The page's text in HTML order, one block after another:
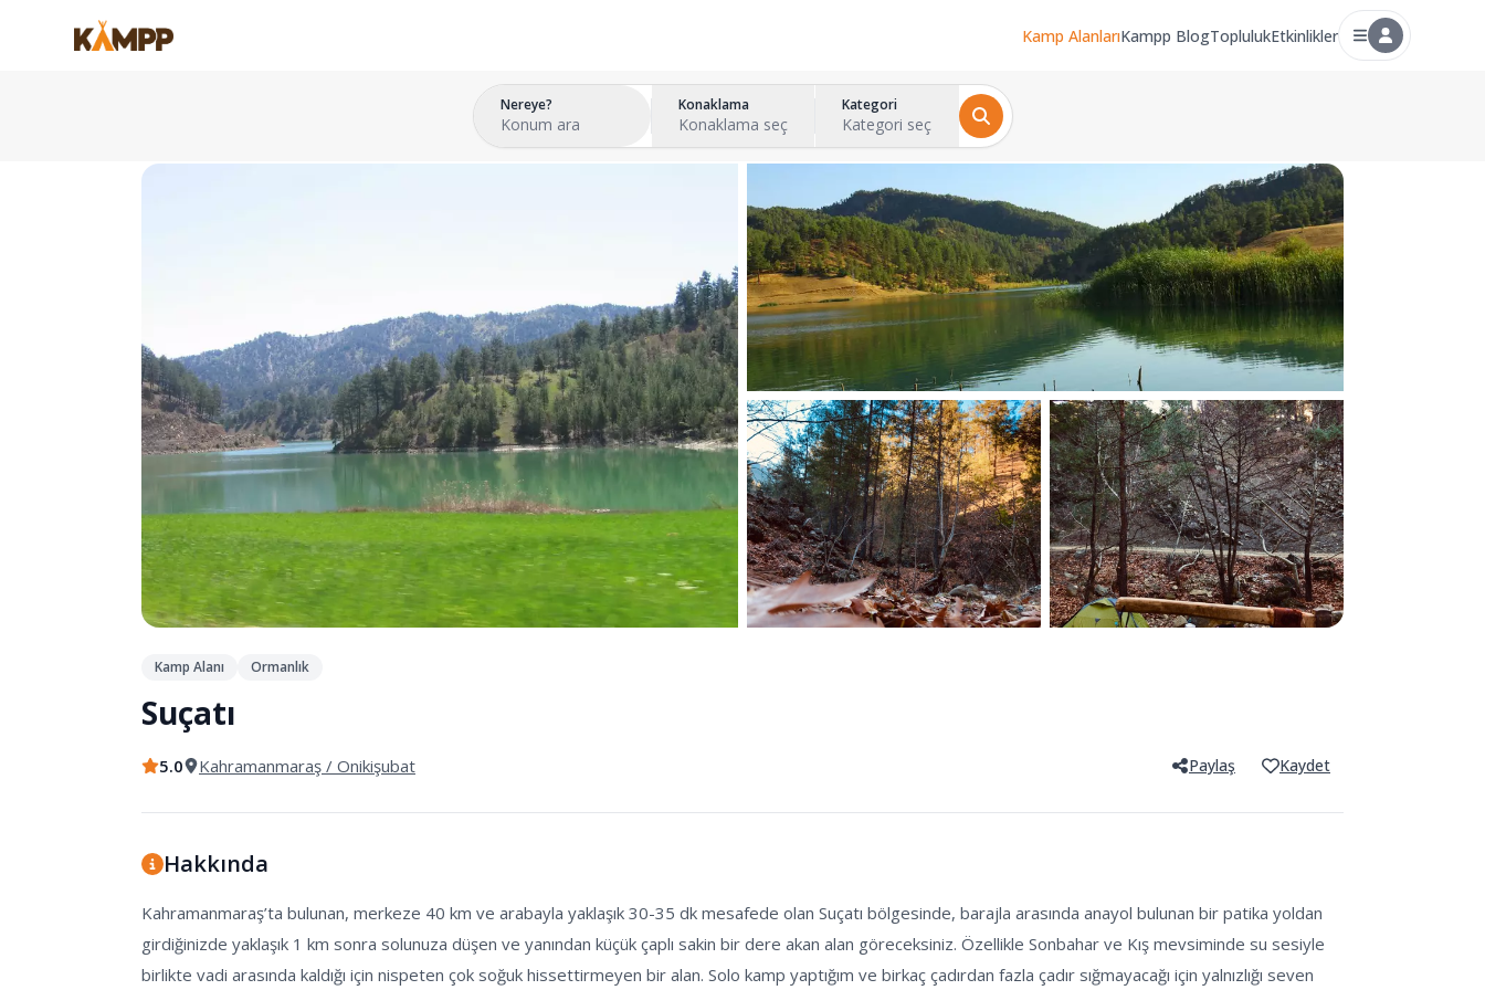
Kamp AlanlarıKampp BlogToplulukEtkinlikler
Nereye?
Konum ara
Konaklama
Konaklama seç
Kategori
Kategori seç
Kamp Alanı Ormanlık
Suçatı
5.0 Kahramanmaraş / Onikişubat Paylaş Kaydet
Hakkında
Kahramanmaraş’ta bulunan, merkeze 40 km ve arabayla yaklaşık 30-35 dk mesafede olan Suçatı bölgesinde, barajla arasında anayol bulunan bir patika yoldan
girdiğinizde yaklaşık 1 km sonra solunuza düşen ve yanından küçük çaplı sakin bir dere akan alan göreceksiniz. Özellikle Sonbahar ve Kış mevsiminde su sesiyle
birlikte vadi arasında kaldığı için nispeten çok soğuk hissettirmeyen bir alan. Solo kamp yaptığım ve birkaç çadırdan fazla çadır sığmayacağı için yalnızlığı seven